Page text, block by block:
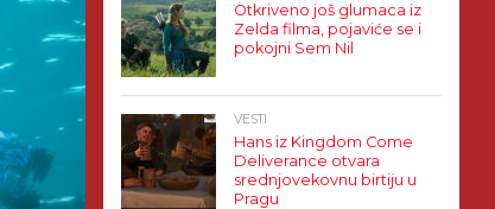
Otkriveno još glumaca iz
Zelda filma, pojaviće se i
pokojni Sem Nil
VESTI
Hans iz Kingdom Come
Deliverance otvara
srednjovekovnu birtiju u
Pragu